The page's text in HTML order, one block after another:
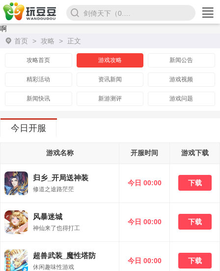
啊
首页 > 攻略 > 正文
攻略首页 游戏攻略 新闻公告
精彩活动 资讯新闻 游戏视频
新闻快讯 新游测评 游戏问题
今日开服
游戏名称 开服时间 游戏下载
归乡_开局送神装
修道之途路茫茫
今日 00:00 下载
风暴迷城
神仙来了也得打工
今日 00:00 下载
超兽武装_魔性塔防
休闲趣味性游戏
今日 00:00 下载